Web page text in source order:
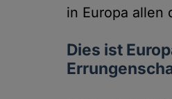
in Europa allen
Dies ist